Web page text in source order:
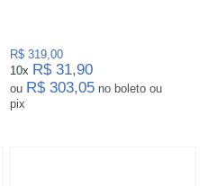
R$ 319,00
10x R$ 31,90
ou R$ 303,05 no boleto ou
pix